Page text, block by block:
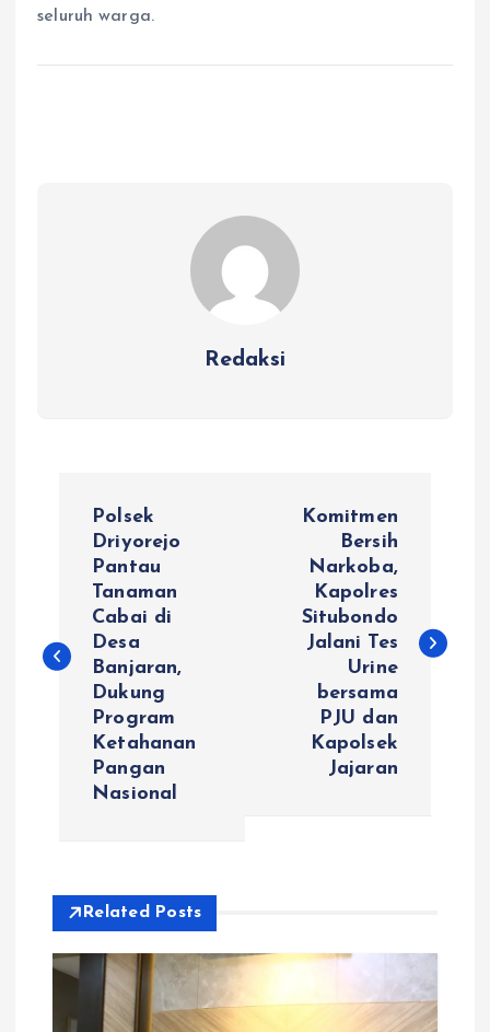
seluruh warga.
Redaksi
i
p
o
Polsek
Driyorejo
Pantau
Tanaman
Cabai di
Desa
Banjaran,
Dukung
Program
Ketahanan
Pangan
Nasional
Komitmen
Bersih
Narkoba,
Kapolres
Situbondo
Jalani Tes
Urine
bersama
PJU dan
Kapolsek
Jajaran
Related Posts